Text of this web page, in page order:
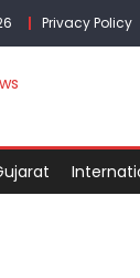
Privacy Policy